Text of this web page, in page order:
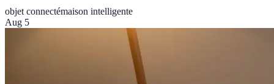
objet connectémaison intelligente
Aug 5